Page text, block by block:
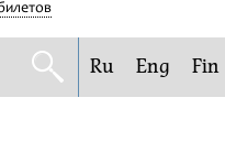
Ru Eng Fin